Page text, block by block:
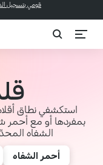
قومي بتسجيل
استكشفي نطاق
بمفردها أو مع أحمر
الشفاه
أحمر الشفاه